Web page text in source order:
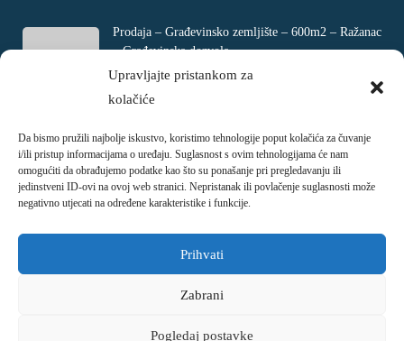
Upravljajte pristankom za
kolačiće
Da bismo pružili najbolje iskustvo, koristimo tehnologije poput kolačića za čuvanje
i/ili pristup informacijama o uređaju. Suglasnost s ovim tehnologijama će nam
omogućiti da obrađujemo podatke kao što su ponašanje pri pregledavanju ili
jedinstveni ID-ovi na ovoj web stranici. Nepristanak ili povlačenje suglasnosti može
negativno utjecati na određene karakteristike i funkcije.
Prihvati
Zabrani
Pogledaj postavke
Prodaja – Građevinsko zemljište – 600m2 – Ražanac
– Građevinska dozvola
Rtina, Croatia
€ 180.000
Prodaja – Četverosobni stan – Jadranovo –
Crikvenica – 73m2
Ulica Ivani, Jadranovo, Croatia